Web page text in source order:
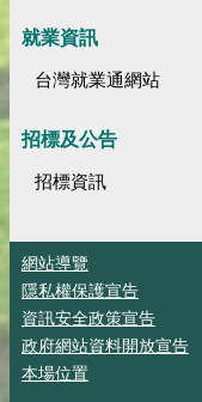
就業資訊
台灣就業通網站
招標及公告
招標資訊
網站導覽
隱私權保護宣告
資訊安全政策宣告
政府網站資料開放宣告
本場位置